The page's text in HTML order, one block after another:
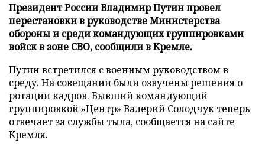
Президент России Владимир Путин провел
перестановки в руководстве Министерства
обороны и среди командующих группировками
войск в зоне СВО, сообщили в Кремле.
Путин встретился с военным руководством в
среду. На совещании были озвучены решения о
ротации кадров. Бывший командующий
группировкой «Центр» Валерий Солодчук теперь
отвечает за службы тыла, сообщается на сайте
Кремля.